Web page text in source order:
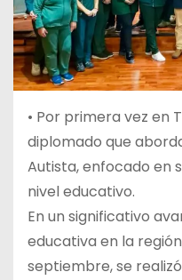
• Por primera vez en
diplomado que
Autista, enfocado en
nivel educativo.
En un significativo
educativa en la
septiembre, se